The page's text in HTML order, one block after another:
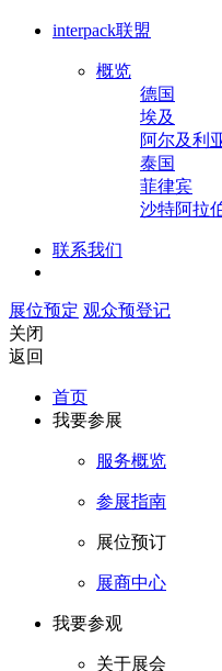
interpack联盟
概览
德国
埃及
阿尔及利
泰国
菲律宾
沙特阿拉
联系我们
展位预定 观众预登记
关闭
返回
首页
我要参展
服务概览
参展指南
展位预订
展商中心
我要参观
关于展会